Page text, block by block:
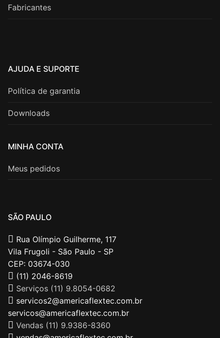
Fabricantes
AJUDA E SUPORTE
Política de garantia
Downloads
MINHA CONTA
Meus pedidos
SÃO PAULO
Rua Olímpio Guilherme, 117
Vila Frugoli - São Paulo - SP
CEP: 03674-030
(11) 2046-8619
Serviços (11) 9.8054-0682
servicos2@americaflextec.com.br
servicos@americaflextec.com.br
Vendas (11) 9.9386-8360